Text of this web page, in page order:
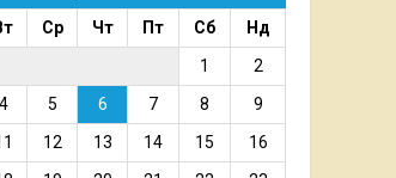
Ср Чт Пт Сб
Нд
1
2
4 5 6 7 8
9
12 13 14 15
16